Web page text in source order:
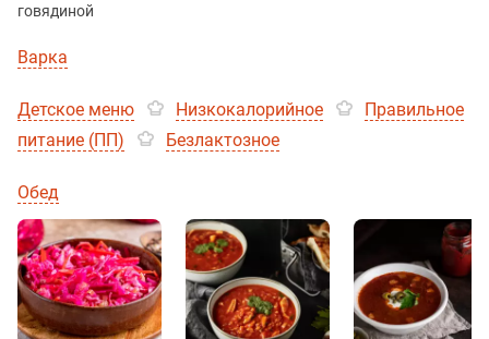
говядиной
Варка
Детское меню Низкокалорийное
Правильное
питание (ПП)
Безлактозное
Обед